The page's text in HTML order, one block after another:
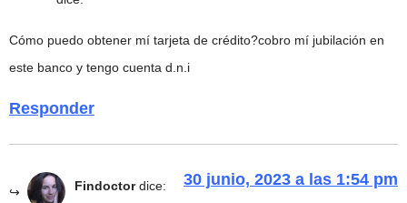
Cómo puedo obtener mí tarjeta de crédito?cobro mí jubilación en
este banco y tengo cuenta d.n.i
Responder
Findoctor dice: 30 junio, 2023 a las 1:54 pm